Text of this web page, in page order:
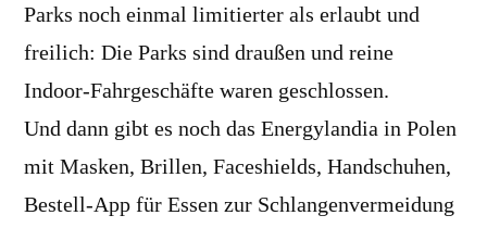
Parks noch einmal limitierter als erlaubt und
freilich: Die Parks sind draußen und reine
Indoor-Fahrgeschäfte waren geschlossen.
Und dann gibt es noch das Energylandia in Polen
mit Masken, Brillen, Faceshields, Handschuhen,
Bestell-App für Essen zur Schlangenvermeidung